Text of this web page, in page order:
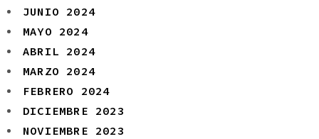
JUNIO 2024
MAYO 2024
ABRIL 2024
MARZO 2024
FEBRERO 2024
DICIEMBRE 2023
NOVIEMBRE 2023